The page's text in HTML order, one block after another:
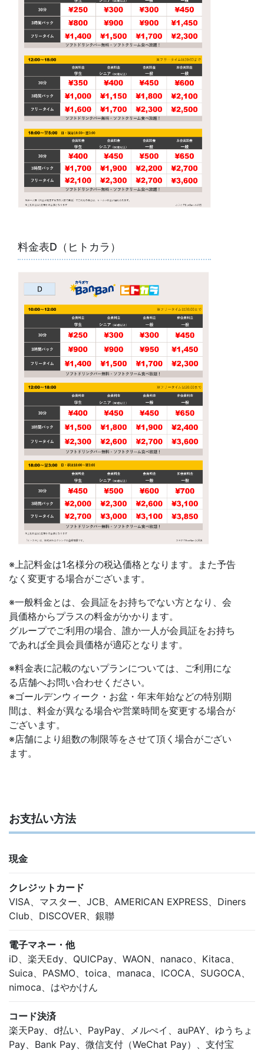
料金表D（ヒトカラ）
※上記料金は1名様分の税込価格となります。また予告
なく変更する場合がございます。
※一般料金とは、会員証をお持ちでない方となり、会
員価格からプラスの料金がかかります。
グループでご利用の場合、誰か一人が会員証をお持ち
であれば全員会員価格が適応となります。
※料金表に記載のないプランについては、ご利用にな
る店舗へお問い合わせください。
※ゴールデンウィーク・お盆・年末年始などの特別期
間は、料金が異なる場合や営業時間を変更する場合が
ございます。
※店舗により組数の制限等をさせて頂く場合がござい
ます。
お支払い方法
現金
クレジットカード
VISA、マスター、JCB、AMERICAN EXPRESS、Diners
Club、DISCOVER、銀聯
電子マネー・他
iD、楽天Edy、QUICPay、WAON、nanaco、Kitaca、
Suica、PASMO、toica、manaca、ICOCA、SUGOCA、
nimoca、はやかけん
コード決済
楽天Pay、d払い、PayPay、メルぺイ、auPAY、ゆうちょ
Pay、Bank Pay、微信支付（WeChat Pay）、支付宝